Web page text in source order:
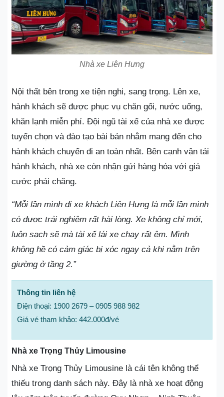
Nhà xe Liên Hưng
Nội thất bên trong xe tiện nghi, sang trọng. Lên xe,
hành khách sẽ được phục vụ chăn gối, nước uống,
khăn lạnh miễn phí. Đội ngũ tài xế của nhà xe được
tuyển chọn và đào tạo bài bản nhằm mang đến cho
hành khách chuyến đi an toàn nhất. Bên cạnh vận tải
hành khách, nhà xe còn nhận gửi hàng hóa với giá
cước phải chăng.
“Mỗi lần mình đi xe khách Liên Hưng là mỗi lần mình
có được trải nghiệm rất hài lòng. Xe không chỉ mới,
luôn sạch sẽ mà tài xế lái xe chạy rất êm. Mình
không hề có cảm giác bị xóc ngay cả khi nằm trên
giường ở tầng 2.”
Thông tin liên hệ
Điện thoại: 1900 2679 – 0905 988 982
Giá vé tham khảo: 442.000đ/vé
Nhà xe Trọng Thủy Limousine
Nhà xe Trọng Thủy Limousine là cái tên không thể
thiếu trong danh sách này. Đây là nhà xe hoạt động